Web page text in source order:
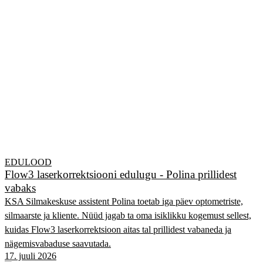
EDULOOD
Flow3 laserkorrektsiooni edulugu - Polina prillidest
vabaks
KSA Silmakeskuse assistent Polina toetab iga päev optometriste,
silmaarste ja kliente. Nüüd jagab ta oma isiklikku kogemust sellest,
kuidas Flow3 laserkorrektsioon aitas tal prillidest vabaneda ja
nägemisvabaduse saavutada.
17. juuli 2026